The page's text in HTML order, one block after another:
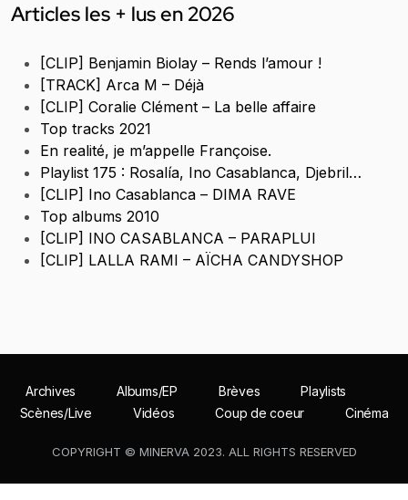
Articles les + lus en 2026
[CLIP] Benjamin Biolay – Rends l’amour !
[TRACK] Arca M – Déjà
[CLIP] Coralie Clément – La belle affaire
Top tracks 2021
En realité, je m’appelle Françoise.
Playlist 175 : Rosalía, Ino Casablanca, Djebril…
[CLIP] Ino Casablanca – DIMA RAVE
Top albums 2010
[CLIP] INO CASABLANCA – PARAPLUI
[CLIP] LALLA RAMI – AÏCHA CANDYSHOP
Archives Albums/EP Brèves
Playlists
Scènes/Live
Vidéos Coup de coeur Cinéma
COPYRIGHT © MINERVA 2023. ALL RIGHTS RESERVED